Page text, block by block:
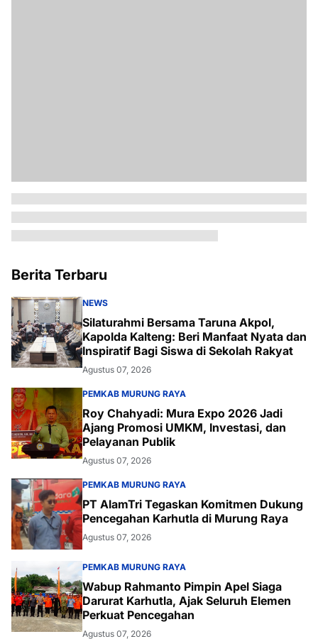
Berita Terbaru
NEWS
Silaturahmi Bersama Taruna Akpol,
Kapolda Kalteng: Beri Manfaat Nyata dan
Inspiratif Bagi Siswa di Sekolah Rakyat
Agustus 07, 2026
PEMKAB MURUNG RAYA
Roy Chahyadi: Mura Expo 2026 Jadi
Ajang Promosi UMKM, Investasi, dan
Pelayanan Publik
Agustus 07, 2026
PEMKAB MURUNG RAYA
PT AlamTri Tegaskan Komitmen Dukung
Pencegahan Karhutla di Murung Raya
Agustus 07, 2026
PEMKAB MURUNG RAYA
Wabup Rahmanto Pimpin Apel Siaga
Darurat Karhutla, Ajak Seluruh Elemen
Perkuat Pencegahan
Agustus 07, 2026